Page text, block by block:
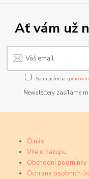
Ať vám už
Souhlasím se
Newslettery zasíláme
O nás
Vše o nákupu
Obchodní podmínky
Ochrana osobních